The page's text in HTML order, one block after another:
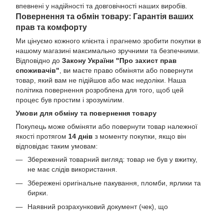
впевнені у надійності та довговічності наших виробів.
Повернення та обмін товару: Гарантія ваших
прав та комфорту
Ми цінуємо кожного клієнта і прагнемо зробити покупки в
нашому магазині максимально зручними та безпечними.
Відповідно до Закону України "Про захист прав
споживачів" , ви маєте право обміняти або повернути
товар, який вам не підійшов або має недоліки. Наша
політика повернення розроблена для того, щоб цей
процес був простим і зрозумілим.
Умови для обміну та повернення товару
Покупець може обміняти або повернути товар належної
якості протягом 14 днів з моменту покупки, якщо він
відповідає таким умовам:
Збережений товарний вигляд: товар не був у вжитку,
не має слідів використання.
Збережені оригінальне пакування, пломби, ярлики та
бирки.
Наявний розрахунковий документ (чек), що